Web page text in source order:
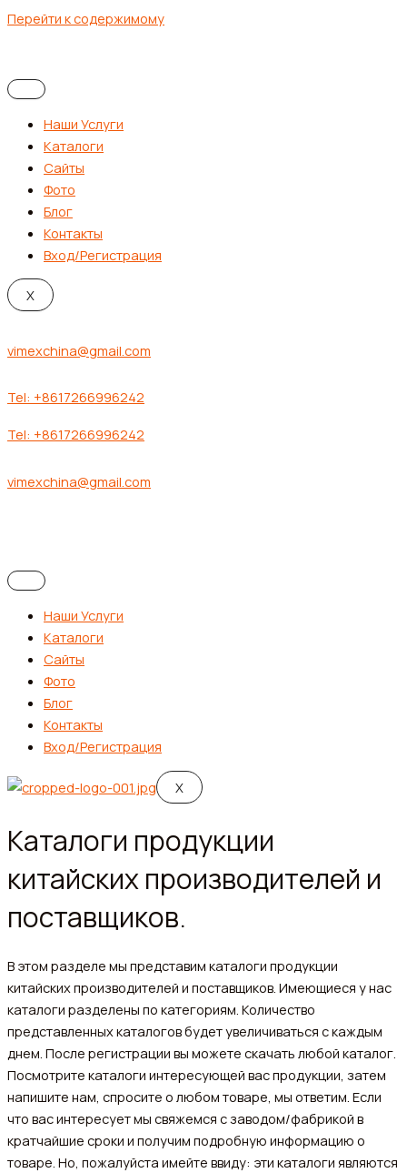
Перейти к содержимому
Наши Услуги
Каталоги
Сайты
Фото
Блог
Контакты
Вход/Регистрация
X
vimexchina@gmail.com
Tel: +8617266996242
Tel: +8617266996242
vimexchina@gmail.com
Наши Услуги
Каталоги
Сайты
Фото
Блог
Контакты
Вход/Регистрация
X
Каталоги продукции
китайских производителей и
поставщиков.
В этом разделе мы представим каталоги продукции
китайских производителей и поставщиков. Имеющиеся у нас
каталоги разделены по категориям. Количество
представленных каталогов будет увеличиваться с каждым
днем. После регистрации вы можете скачать любой каталог.
Посмотрите каталоги интересующей вас продукции, затем
напишите нам, спросите о любом товаре, мы ответим. Если
что вас интересует мы свяжемся с заводом/фабрикой в
кратчайшие сроки и получим подробную информацию о
товаре. Но, пожалуйста имейте ввиду: эти каталоги являются